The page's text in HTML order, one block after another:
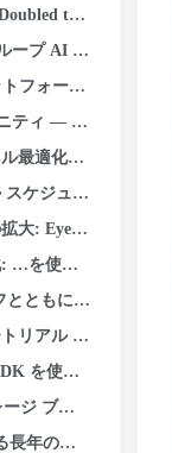
Scale Ads Foundation Model
インの自律/目標実行…
明していない (2026 ガイド)
ライトと成果
関心表現の探求
サービスの最新化
を活用する方法- LiteRT.js
ブックを作成した方法
ました. システムはこちら
ル (v22)
プランナーの構築
プリント
取り組み